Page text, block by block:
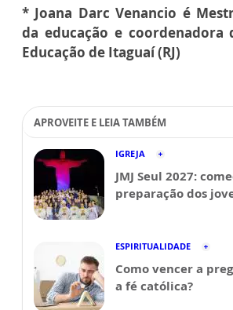
* Joana Darc Venancio é
da educação e coordenadora
Educação de Itaguaí (RJ)
APROVEITE E LEIA TAMBÉM
IGREJA
JMJ Seul 2027:
preparação dos
ESPIRITUALIDADE
Como vencer a
a fé católica?